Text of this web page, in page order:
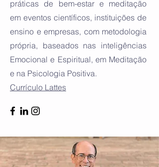
práticas de bem-estar e meditação
em eventos científicos, instituições de
ensino e empresas, com metodologia
própria, baseados nas inteligências
Emocional e Espiritual, em Meditação
e na Psicologia Positiva.
Currículo Lattes